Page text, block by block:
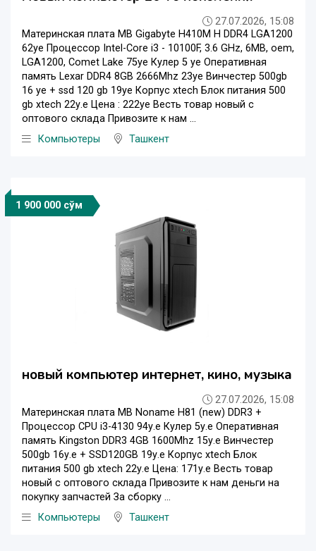
27.07.2026, 15:08
Материнская плата MB Gigabyte H410M H DDR4 LGA1200
62уе Процессор Intel-Core i3 - 10100F, 3.6 GHz, 6MB, oem,
LGA1200, Comet Lake 75уе Кулер 5 уе Оперативная
память Lexar DDR4 8GB 2666Mhz 23уе Винчестер 500gb
16 уе + ssd 120 gb 19уе Корпус xtech Блок питания 500
gb xtech 22у.е Цена : 222уе Весть товар новый с
оптового склада Привозите к нам ...
Компьютеры
Ташкент
1 900 000 сўм
новый компьютер интернет, кино, музыка
27.07.2026, 15:08
Материнская плата MB Noname H81 (new) DDR3 +
Процессор CPU i3-4130 94у.е Кулер 5у.е Оперативная
память Kingston DDR3 4GB 1600Mhz 15у.е Винчестер
500gb 16у.е + SSD120GB 19у.е Корпус xtech Блок
питания 500 gb xtech 22у.е Цена: 171у.е Весть товар
новый с оптового склада Привозите к нам деньги на
покупку запчастей За сборку ...
Компьютеры
Ташкент